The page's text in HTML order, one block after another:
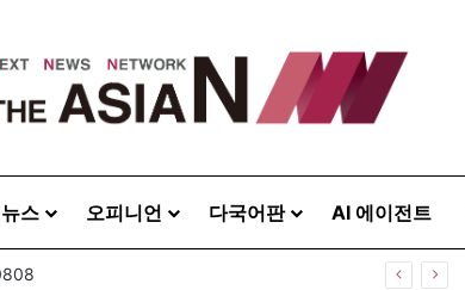
뉴스 오피니언 다국어판 AI 에이전트